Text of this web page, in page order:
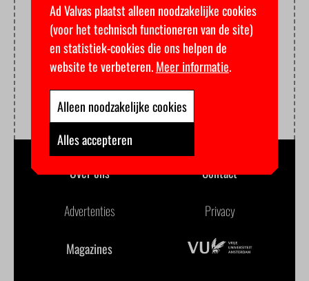
Over ons Contact
Advertenties Privacy
Magazines
Ad Valvas plaatst alleen noodzakelijke cookies
(voor het technisch functioneren van de site)
en statistiek-cookies die ons helpen de
website te verbeteren.Meer informatie.
Alleen noodzakelijke cookies
Alles accepteren